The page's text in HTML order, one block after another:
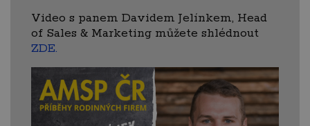
Video s panem Davidem Jelínkem, Head
of Sales & Marketing můžete shlédnout
ZDE.